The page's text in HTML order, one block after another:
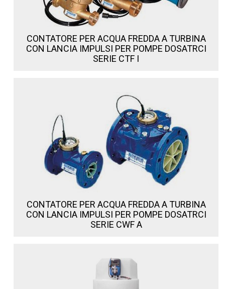
CONTATORE PER ACQUA FREDDA A TURBINA
CON LANCIA IMPULSI PER POMPE DOSATRCI
SERIE CTF I
CONTATORE PER ACQUA FREDDA A TURBINA
CON LANCIA IMPULSI PER POMPE DOSATRCI
SERIE CWF A